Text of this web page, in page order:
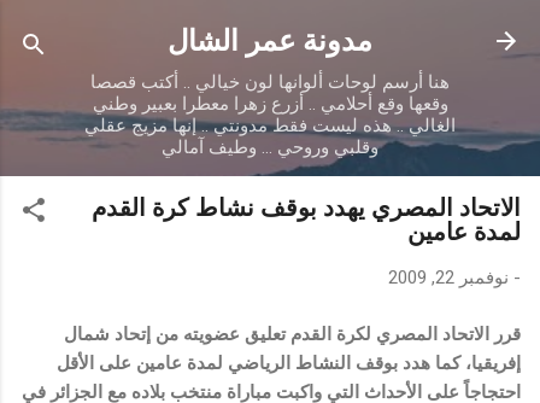
التخطي إلى المحتوى الرئيسي
مدونة عمر الشال
هنا أرسم لوحات ألوانها لون خيالي .. أكتب قصصا
وقعها وقع أحلامي .. أزرع زهرا معطرا بعبير وطني
الغالي .. هذه ليست فقط مدونتي .. إنها مزيج عقلي
وقلبي وروحي ... وطيف آمالي
الاتحاد المصري يهدد بوقف نشاط كرة القدم
لمدة عامين
- نوفمبر 22, 2009
قرر الاتحاد المصري لكرة القدم تعليق عضويته من إتحاد شمال
إفريقيا، كما هدد بوقف النشاط الرياضي لمدة عامين على الأقل
احتجاجاً على الأحداث التي واكبت مباراة منتخب بلاده مع الجزائر في